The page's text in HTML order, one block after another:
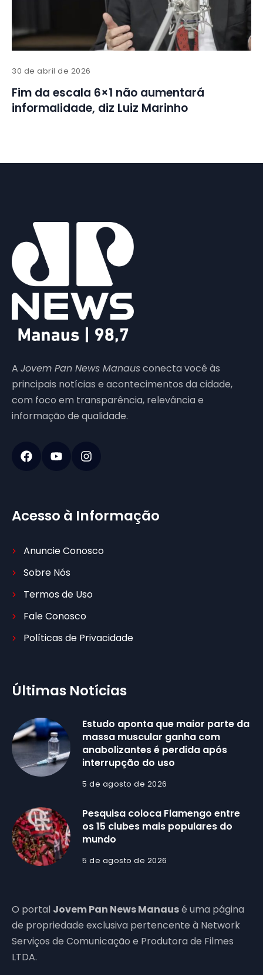
30 de abril de 2026
Fim da escala 6×1 não aumentará
informalidade, diz Luiz Marinho
A Jovem Pan News Manausconecta você às
principais notícias e acontecimentos da cidade,
com foco em transparência, relevância e
informação de qualidade.
Acesso à Informação
Anuncie Conosco
Sobre Nós
Termos de Uso
Fale Conosco
Políticas de Privacidade
Últimas Notícias
Estudo aponta que maior parte da
massa muscular ganha com
anabolizantes é perdida após
interrupção do uso
5 de agosto de 2026
Pesquisa coloca Flamengo entre
os 15 clubes mais populares do
mundo
5 de agosto de 2026
O portal Jovem Pan News Manausé uma página
de propriedade exclusiva pertencente à Network
Serviços de Comunicação e Produtora de Filmes
LTDA.